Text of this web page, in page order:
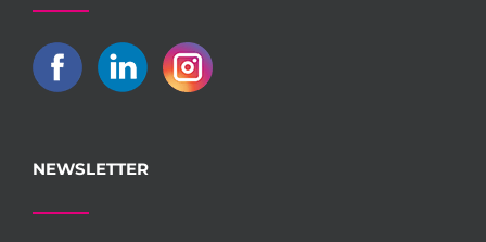
NEWSLETTER